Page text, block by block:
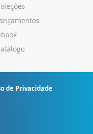
de Privacidade